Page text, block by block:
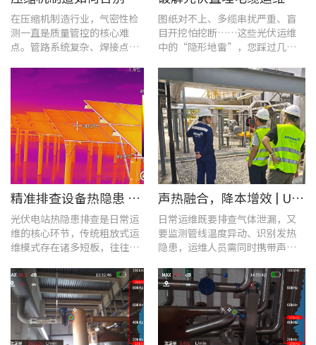
在压缩机制造行业，气密性检
测一直是质量管控的核心难
点。管路系统复杂、焊接点众
响产品的制冷性能和能效比
图纸对不上、多缆串扰严重、盲
目开挖怕挖断……这些光伏运维
中的“隐形地雷”，您踩过几
​精准排查设备热隐患 | UTi640J智能型红外热成像仪赋能光伏电站高效运维
光伏电站热隐患排查是日常运
维的核心环节，传统粗放式运
维模式存在诸多短板，往往面
境，制约电站运维效率与运行
安全性。
声热融合，降本增效 | UT568F红外声成像仪，以智能巡检筑牢气体厂区安全屏障
日常运维既要排查气体泄漏，又
要监测管线温度异动、识别发热
隐患，运维人员需同时携带声学
负重高、频繁切换工具，整体巡
检效率低下。